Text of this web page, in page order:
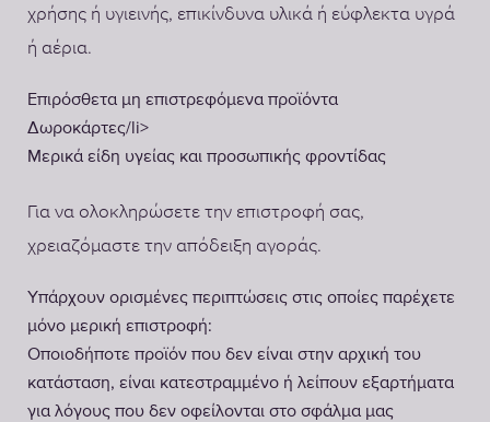
χρήσης ή υγιεινής, επικίνδυνα υλικά ή εύφλεκτα υγρά
ή αέρια.
Επιρόσθετα μη επιστρεφόμενα προϊόντα
Δωροκάρτες/li>
Μερικά είδη υγείας και προσωπικής φροντίδας
Για να ολοκληρώσετε την επιστροφή σας,
χρειαζόμαστε την απόδειξη αγοράς.
Υπάρχουν ορισμένες περιπτώσεις στις οποίες παρέχετε
μόνο μερική επιστροφή:
Οποιοδήποτε προϊόν που δεν είναι στην αρχική του
κατάσταση, είναι κατεστραμμένο ή λείπουν εξαρτήματα
για λόγους που δεν οφείλονται στο σφάλμα μας